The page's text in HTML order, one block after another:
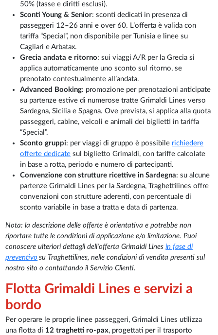
50% (tasse e diritti esclusi).
Sconti Young & Senior: sconti dedicati in presenza di
passeggeri 12–26 anni e over 60. L’offerta è valida con
tariffa “Special”, non disponibile per Tunisia e linee su
Cagliari e Arbatax.
Grecia andata e ritorno: sui viaggi A/R per la Grecia si
applica automaticamente uno sconto sul ritorno, se
prenotato contestualmente all’andata.
Advanced Booking: promozione per prenotazioni anticipate
su partenze estive di numerose tratte Grimaldi Lines verso
Sardegna, Sicilia e Spagna. Ove prevista, si applica alla quota
passeggeri, cabine, veicoli e animali dei biglietti in tariffa
“Special”.
Sconto gruppi: per viaggi di gruppo è possibile richiedere
offerte dedicate sul biglietto Grimaldi, con tariffe calcolate
in base a rotta, periodo e numero di partecipanti.
Convenzione con strutture ricettive in Sardegna: su alcune
partenze Grimaldi Lines per la Sardegna, Traghettilines offre
convenzioni con strutture aderenti, con percentuale di
sconto variabile in base a tratta e data di partenza.
Nota: la descrizione delle offerte è orientativa e potrebbe non
riportare tutte le condizioni di applicazione e/o limitazione. Puoi
conoscere ulteriori dettagli dell'offerta Grimaldi Linesin fase di
preventivo su Traghettilines, nelle condizioni di vendita presenti sul
nostro sito o contattando il Servizio Clienti.
Flotta Grimaldi Lines e servizi a
bordo
Per operare le proprie linee passeggeri, Grimaldi Lines utilizza
una flotta di 12 traghetti ro-pax, progettati per il trasporto